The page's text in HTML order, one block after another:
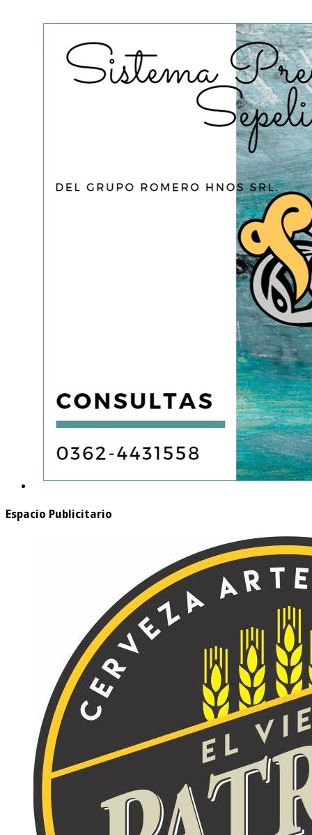
Espacio Publicitario